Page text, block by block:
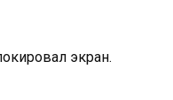
экран.